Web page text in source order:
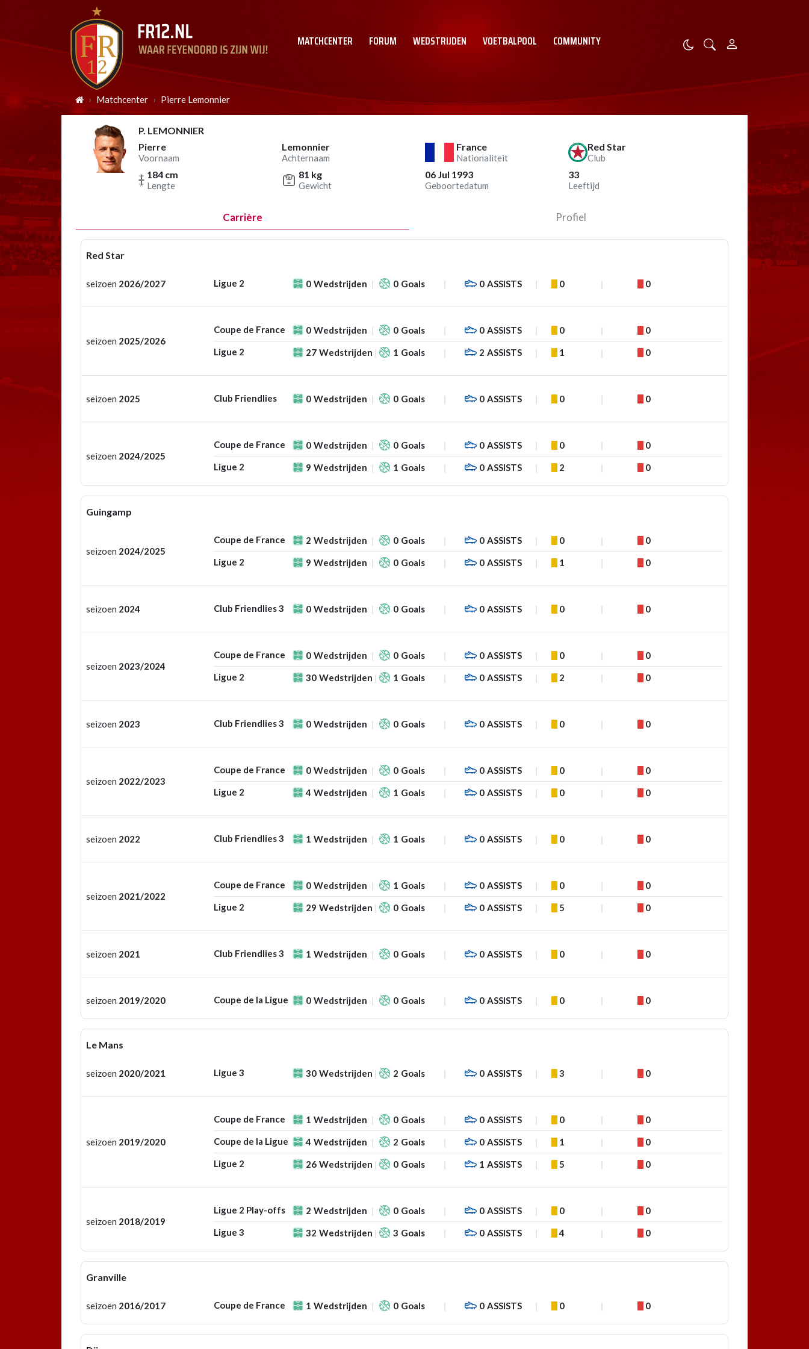
MATCHCENTER FORUM WEDSTRIJDEN VOETBALPOOL COMMUNITY
Matchcenter Pierre Lemonnier
P. LEMONNIER
Pierre
Voornaam
Lemonnier
Achternaam
France
Nationaliteit
Red Star
Club
184 cm
Lengte
81 kg
Gewicht
06 Jul 1993
Geboortedatum
33
Leeftijd
Carrière Profiel
Red Star
seizoen 2026/2027 Ligue 2 0 Wedstrijden 0 Goals 0 ASSISTS 0 0
seizoen 2025/2026
Coupe de France 0 Wedstrijden 0 Goals 0 ASSISTS 0 0
Ligue 2 27 Wedstrijden 1 Goals 2 ASSISTS 1 0
seizoen 2025 Club Friendlies 0 Wedstrijden 0 Goals 0 ASSISTS 0 0
seizoen 2024/2025
Coupe de France 0 Wedstrijden 0 Goals 0 ASSISTS 0 0
Ligue 2 9 Wedstrijden 1 Goals 0 ASSISTS 2 0
Guingamp
seizoen 2024/2025
Coupe de France 2 Wedstrijden 0 Goals 0 ASSISTS 0 0
Ligue 2 9 Wedstrijden 0 Goals 0 ASSISTS 1 0
seizoen 2024 Club Friendlies 3 0 Wedstrijden 0 Goals 0 ASSISTS 0 0
seizoen 2023/2024
Coupe de France 0 Wedstrijden 0 Goals 0 ASSISTS 0 0
Ligue 2 30 Wedstrijden 1 Goals 0 ASSISTS 2 0
seizoen 2023 Club Friendlies 3 0 Wedstrijden 0 Goals 0 ASSISTS 0 0
seizoen 2022/2023
Coupe de France 0 Wedstrijden 0 Goals 0 ASSISTS 0 0
Ligue 2 4 Wedstrijden 1 Goals 0 ASSISTS 0 0
seizoen 2022 Club Friendlies 3 1 Wedstrijden 1 Goals 0 ASSISTS 0 0
seizoen 2021/2022
Coupe de France 0 Wedstrijden 1 Goals 0 ASSISTS 0 0
Ligue 2 29 Wedstrijden 0 Goals 0 ASSISTS 5 0
seizoen 2021 Club Friendlies 3 1 Wedstrijden 0 Goals 0 ASSISTS 0 0
seizoen 2019/2020 Coupe de la Ligue 0 Wedstrijden 0 Goals 0 ASSISTS 0 0
Le Mans
seizoen 2020/2021 Ligue 3 30 Wedstrijden 2 Goals 0 ASSISTS 3 0
seizoen 2019/2020
Coupe de France 1 Wedstrijden 0 Goals 0 ASSISTS 0 0
Coupe de la Ligue 4 Wedstrijden 2 Goals 0 ASSISTS 1 0
Ligue 2 26 Wedstrijden 0 Goals 1 ASSISTS 5 0
seizoen 2018/2019
Ligue 2 Play-offs 2 Wedstrijden 0 Goals 0 ASSISTS 0 0
Ligue 3 32 Wedstrijden 3 Goals 0 ASSISTS 4 0
Granville
seizoen 2016/2017 Coupe de France 1 Wedstrijden 0 Goals 0 ASSISTS 0 0